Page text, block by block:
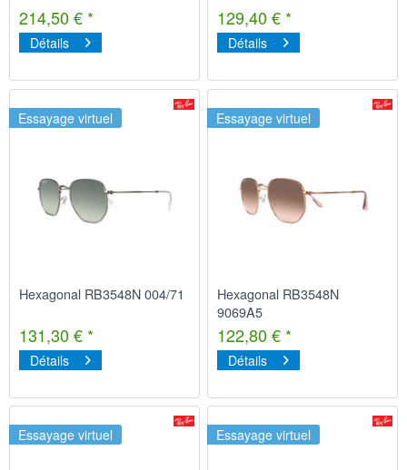
214,50 € *
Détails
129,40 € *
Détails
Essayage virtuel
Hexagonal RB3548N 004/71
131,30 € *
Détails
Essayage virtuel
Hexagonal RB3548N
9069A5
122,80 € *
Détails
Essayage virtuel Essayage virtuel